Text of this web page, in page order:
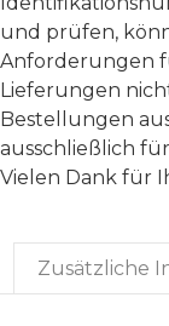
und prüfen,
Anforderungen
Lieferungen
Bestellungen
ausschließlich
Vielen Dank für
Zusätzliche